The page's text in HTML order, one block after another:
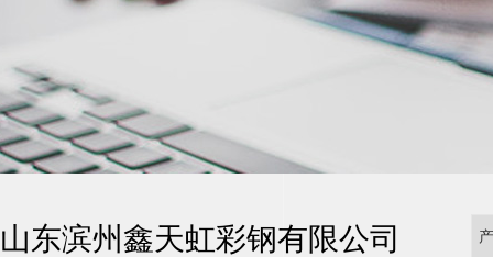
山东滨州鑫天虹彩钢有限公司